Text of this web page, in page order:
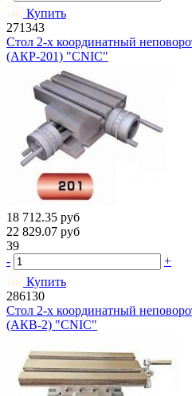
Купить
271343
Стол 2-х координатный
(АКР-201) "CNIC"
18 712.35 руб
22 829.07 руб
39
-
+
Купить
286130
Стол 2-х координатный
(АКВ-2) "CNIC"